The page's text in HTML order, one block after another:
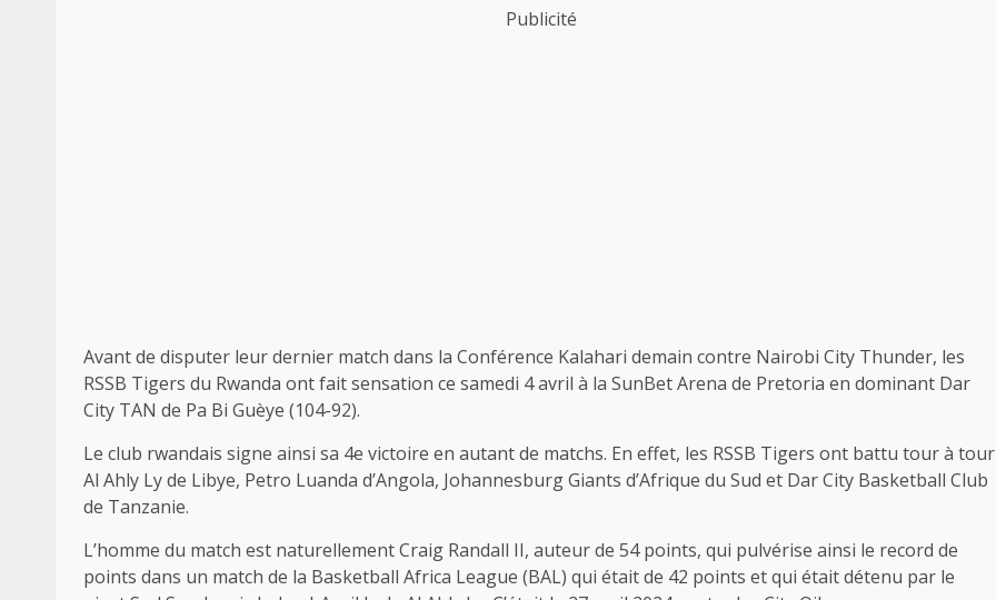
Publicité
Avant de disputer leur dernier match dans la Conférence Kalahari demain contre Nairobi City Thunder, les
RSSB Tigers du Rwanda ont fait sensation ce samedi 4 avril à la SunBet Arena de Pretoria en dominant Dar
City TAN de Pa Bi Guèye (104-92).
Le club rwandais signe ainsi sa 4e victoire en autant de matchs. En effet, les RSSB Tigers ont battu tour à tour
Al Ahly Ly de Libye, Petro Luanda d’Angola, Johannesburg Giants d’Afrique du Sud et Dar City Basketball Club
de Tanzanie.
L’homme du match est naturellement Craig Randall II, auteur de 54 points, qui pulvérise ainsi le record de
points dans un match de la Basketball Africa League (BAL) qui était de 42 points et qui était détenu par le